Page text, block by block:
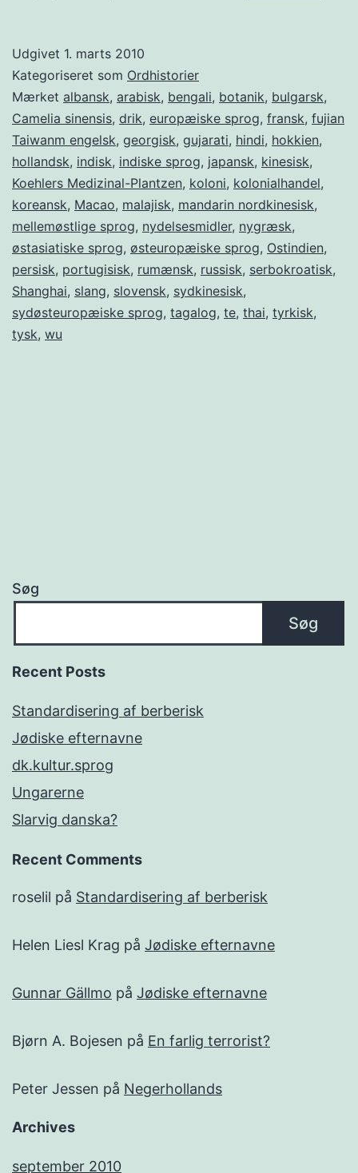
Udgivet 1. marts 2010
Kategoriseret som Ordhistorier
Mærket albansk, arabisk, bengali, botanik, bulgarsk,
Camelia sinensis, drik, europæiske sprog, fransk, fujian
Taiwanm engelsk, georgisk, gujarati, hindi, hokkien,
hollandsk, indisk, indiske sprog, japansk, kinesisk,
Koehlers Medizinal-Plantzen, koloni, kolonialhandel,
koreansk, Macao, malajisk, mandarin nordkinesisk,
mellemøstlige sprog, nydelsesmidler, nygræsk,
østasiatiske sprog, østeuropæiske sprog, Ostindien,
persisk, portugisisk, rumænsk, russisk, serbokroatisk,
Shanghai, slang, slovensk, sydkinesisk,
sydøsteuropæiske sprog, tagalog, te, thai, tyrkisk,
tysk, wu
Søg
Søg
Recent Posts
Standardisering af berberisk
Jødiske efternavne
dk.kultur.sprog
Ungarerne
Slarvig danska?
Recent Comments
roselil på Standardisering af berberisk
Helen Liesl Krag på Jødiske efternavne
Gunnar Gällmo på Jødiske efternavne
Bjørn A. Bojesen på En farlig terrorist?
Peter Jessen på Negerhollands
Archives
september 2010